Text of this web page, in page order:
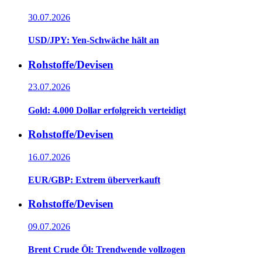
30.07.2026
USD/JPY: Yen-Schwäche hält an
Rohstoffe/Devisen
23.07.2026
Gold: 4.000 Dollar erfolgreich verteidigt
Rohstoffe/Devisen
16.07.2026
EUR/GBP: Extrem überverkauft
Rohstoffe/Devisen
09.07.2026
Brent Crude Öl: Trendwende vollzogen